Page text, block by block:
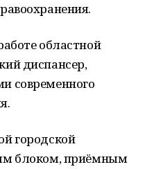
областной
диспансер,
современного
городской
блоком, приёмным